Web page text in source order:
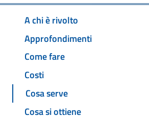
A chi è rivolto
Approfondimenti
Come fare
Costi
Cosa serve
Cosa si ottiene